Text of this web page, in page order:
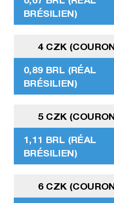
BRÉSILIEN)
4 CZK
0,89 BRL (RÉAL
BRÉSILIEN)
5 CZK
1,11 BRL (RÉAL
BRÉSILIEN)
6 CZK